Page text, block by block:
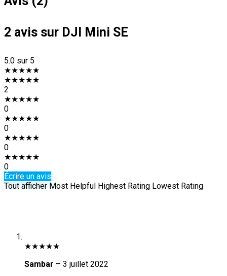
2 avis sur DJI Mini SE
5.0 sur 5
★★★★★
★★★★★
2
★★★★★
0
★★★★★
0
★★★★★
0
★★★★★
0
Écrire un avis
Tout afficher Most Helpful Highest Rating Lowest Rating
★★★★★
Sambar – 3 juillet 2022